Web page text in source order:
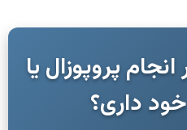
پروپوزال یا
خود داری؟